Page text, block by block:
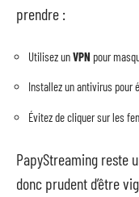
prendre :
Utilisez unVPN pour
Installez un antivirus pour
Évitez de cliquer sur les
PapyStreaming reste
donc prudent d’être